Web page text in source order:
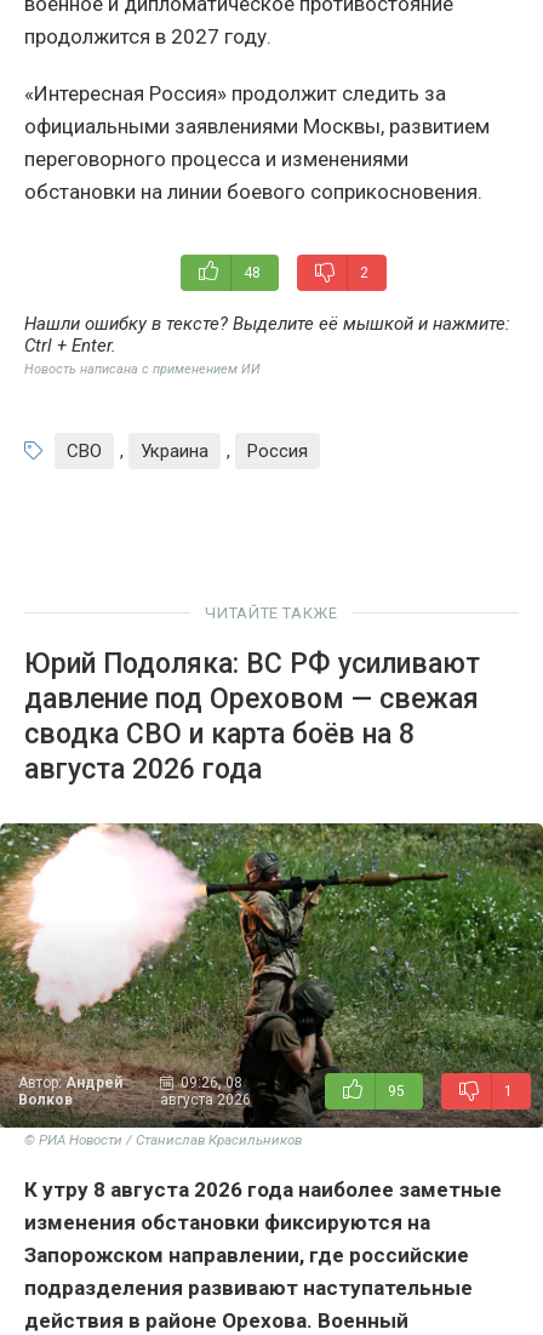
продолжится в 2027 году.
«Интересная Россия» продолжит следить за
официальными заявлениями Москвы, развитием
переговорного процесса и изменениями
обстановки на линии боевого соприкосновения.
48 2
Нашли ошибку в тексте? Выделите её мышкой и нажмите:
Ctrl + Enter.
Новость написана с применением ИИ
СВО , Украина , Россия
ЧИТАЙТЕ ТАКЖЕ
Юрий Подоляка: ВС РФ усиливают
давление под Ореховом — свежая
сводка СВО и карта боёв на 8
августа 2026 года
Автор:Андрей
Волков
09:26, 08
августа 2026
95 1
© РИА Новости / Станислав Красильников
К утру 8 августа 2026 года наиболее заметные
изменения обстановки фиксируются на
Запорожском направлении, где российские
подразделения развивают наступательные
действия в районе Орехова. Военный